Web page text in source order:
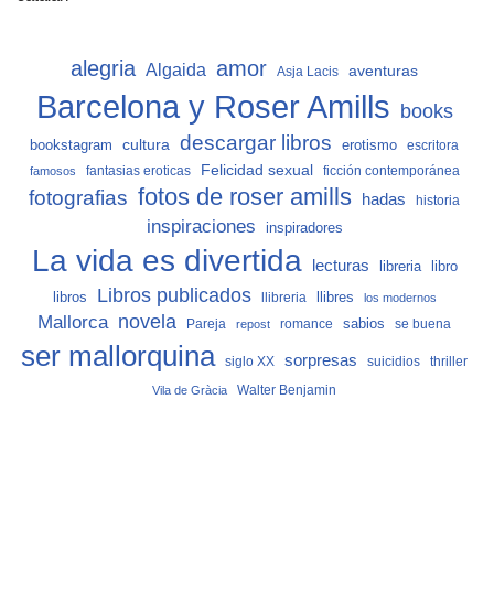
alegria Algaida amor Asja Lacis aventuras
Barcelona y Roser Amills books
bookstagram cultura descargar libros erotismo escritora
famosos fantasias eroticas Felicidad sexual ficción contemporánea
fotografias fotos de roser amills hadas historia
inspiraciones inspiradores
La vida es divertida lecturas libreria
libro
libros
Libros publicados llibreria llibres los modernos
Mallorca novela Pareja repost romance sabios se buena
ser mallorquina siglo XX sorpresas suicidios thriller
Vila de Gràcia Walter Benjamin